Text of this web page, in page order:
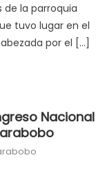
la parroquia
tuvo lugar en el
por el […]
Nacional